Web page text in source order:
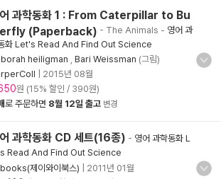
과학동화 1 : From Caterpillar to Bu
(Paperback) - The Animals - 영어 과
화 Let's Read And Find Out Science
heiligman
Bari Weissman (그림)
2015년 08월
원 (15% 할인 / 390원)
로 주문하면 8월 12일 출고 변경
과학동화 CD 세트(16종) - 영어 과학동화 L
Read And Find Out Science
제이와이북스)
2011년 01월